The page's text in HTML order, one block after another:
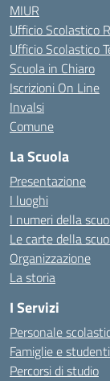
MIUR
Ufficio Scolastico
Ufficio Scolastico
Scuola in Chiaro
Iscrizioni On Line
Invalsi
Comune
La Scuola
Presentazione
I luoghi
I numeri della
Le carte della
Organizzazione
La storia
I Servizi
Personale
Famiglie e studenti
Percorsi di studio